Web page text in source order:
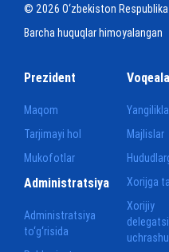
© 2026 O‘zbekiston
Barcha huquqlar himoyalangan
Prezident
Maqom
Tarjimayi hol
Mukofotlar
Majlislar
Xorijga
Xorijiy
Administratsiya
Administratsiya
to‘g‘risida